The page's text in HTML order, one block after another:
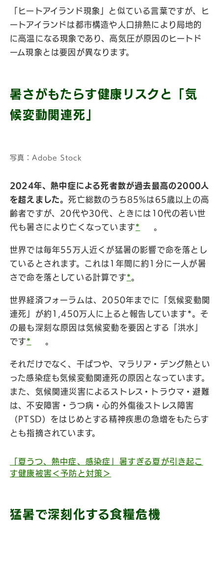
「ヒートアイランド現象」と似ている言葉ですが、ヒ
ートアイランドは都市構造や人口排熱により局地的
に高温になる現象であり、高気圧が原因のヒートド
ーム現象とは要因が異なります。
暑さがもたらす健康リスクと「気
候変動関連死」
写真：Adobe Stock
2024年、熱中症による死者数が過去最高の2000人
を超えました。死亡総数のうち85%は65歳以上の高
齢者ですが、20代や30代、ときには10代の若い世
代も暑さにより亡くなっています* 。
世界では毎年55万人近くが猛暑の影響で命を落とし
ているとされます。これは1年間に約1分に一人が暑
さで命を落としている計算です*。
世界経済フォーラムは、2050年までに「気候変動関
連死」が約1,450万⼈に上ると報告しています*。そ
の最も深刻な原因は気候変動を要因とする「洪水」
です* 。
それだけでなく、干ばつや、マラリア・デング熱とい
った感染症も気候変動関連死の原因となっています。
また、気候関連災害によるストレス・トラウマ・避難
は、不安障害・うつ病・心的外傷後ストレス障害
（PTSD）をはじめとする精神疾患の急増をもたらす
とも指摘されています。
「夏うつ、熱中症、感染症」暑すぎる夏が引き起こ
す健康被害＜予防と対策＞
猛暑で深刻化する食糧危機